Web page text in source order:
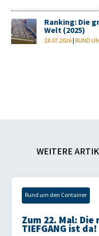
Ranking: Die
Welt (2025)
28.07.2026 |RUND
WEITERE
Rund um den Container
Zum 22. Mal: Die
TIEFGANG ist da!